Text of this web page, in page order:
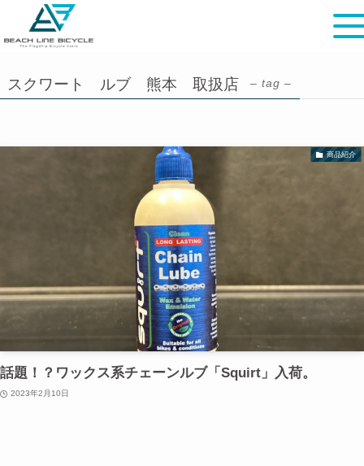
スクワート ルブ 熊本 取扱店 – tag –
商品紹介
話題！？ワックス系チェーンルブ「Squirt」入荷。
2023年2月10日